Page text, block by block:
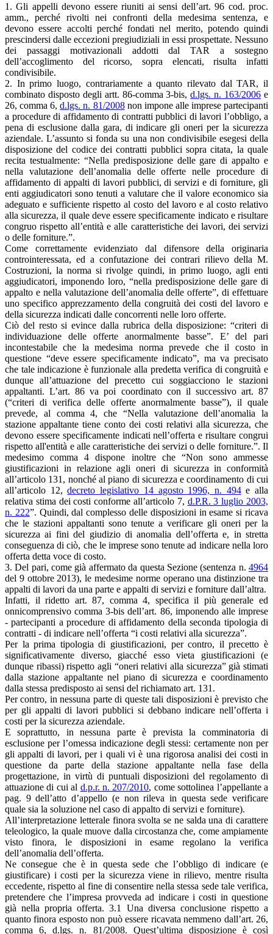
1. Gli appelli devono essere riuniti ai sensi dell’art. 96 cod. proc.
amm., perché rivolti nei confronti della medesima sentenza, e
devono essere accolti perché fondati nel merito, potendo quindi
prescindersi dalle eccezioni pregiudiziali in essi prospettate. Nessuno
dei passaggi motivazionali addotti dal TAR a sostegno
dell’accoglimento del ricorso, sopra elencati, risulta infatti
condivisibile.
2. In primo luogo, contrariamente a quanto rilevato dal TAR, il
combinato disposto degli artt. 86-comma 3-bis,d.lgs. n. 163/2006 e
26, comma 6,d.lgs. n. 81/2008non impone alle imprese partecipanti
a procedure di affidamento di contratti pubblici di lavori l’obbligo, a
pena di esclusione dalla gara, di indicare gli oneri per la sicurezza
aziendale. L’assunto si fonda su una non condivisibile esegesi della
disposizione del codice dei contratti pubblici sopra citata, la quale
recita testualmente: “Nella predisposizione delle gare di appalto e
nella valutazione dell’anomalia delle offerte nelle procedure di
affidamento di appalti di lavori pubblici, di servizi e di forniture, gli
enti aggiudicatori sono tenuti a valutare che il valore economico sia
adeguato e sufficiente rispetto al costo del lavoro e al costo relativo
alla sicurezza, il quale deve essere specificamente indicato e risultare
congruo rispetto all’entità e alle caratteristiche dei lavori, dei servizi
o delle forniture.”.
Come correttamente evidenziato dal difensore della originaria
controinteressata, ed a confutazione dei contrari rilievo della M.
Costruzioni, la norma si rivolge quindi, in primo luogo, agli enti
aggiudicatori, imponendo loro, “nella predisposizione delle gare di
appalto e nella valutazione dell’anomalia delle offerte”, di effettuare
uno specifico apprezzamento della congruità dei costi del lavoro e
della sicurezza indicati dalle concorrenti nelle loro offerte.
Ciò del resto si evince dalla rubrica della disposizione: “criteri di
individuazione delle offerte anormalmente basse”. E’ del pari
incontestabile che la medesima norma prevede che il costo in
questione “deve essere specificamente indicato”, ma va precisato
che tale indicazione è funzionale alla predetta verifica di congruità e
dunque all’attuazione del precetto cui soggiacciono le stazioni
appaltanti. L’art. 86 va poi coordinato con il successivo art. 87
(“criteri di verifica delle offerte anormalmente basse”), il quale
prevede, al comma 4, che “Nella valutazione dell’anomalia la
stazione appaltante tiene conto dei costi relativi alla sicurezza, che
devono essere specificamente indicati nell’offerta e risultare congrui
rispetto all'entità e alle caratteristiche dei servizi o delle forniture.”. Il
medesimo comma 4 dispone inoltre che “Non sono ammesse
giustificazioni in relazione agli oneri di sicurezza in conformità
all’articolo 131, nonché al piano di sicurezza e coordinamento di cui
all’articolo 12,decreto legislativo 14 agosto 1996, n. 494e alla
relativa stima dei costi conforme all’articolo 7, d.P.R. 3 luglio 2003,
n. 222”. Quindi, dal complesso delle disposizioni in esame si ricava
che le stazioni appaltanti sono tenute a verificare gli oneri per la
sicurezza ai fini del giudizio di anomalia dell’offerta e, in stretta
conseguenza di ciò, che le imprese sono tenute ad indicare nella loro
offerta detta voce di costo.
3. Del pari, come già affermato da questa Sezione (sentenza n. 4964
del 9 ottobre 2013), le medesime norme operano una distinzione tra
appalti di lavori da una parte e appalti di servizi e forniture dall’altra.
Infatti, il ridetto art. 87, comma 4, specifica il più generale ed
onnicomprensivo comma 3-bis dell’art. 86, imponendo alle imprese
- partecipanti a procedure di affidamento della seconda tipologia di
contratti - di indicare nell’offerta “i costi relativi alla sicurezza”.
Per la prima tipologia di giustificazioni, per contro, il precetto è
significativamente diverso, giacché esso vieta giustificazioni (e
dunque ribassi) rispetto agli “oneri relativi alla sicurezza” già stimati
dalla stazione appaltante nel piano di sicurezza e coordinamento
dalla stessa predisposto ai sensi del richiamato art. 131.
Per contro, in nessuna parte di queste tali disposizioni è previsto che
per gli appalti di lavori pubblici si debbano indicare nell’offerta i
costi per la sicurezza aziendale.
E soprattutto, in nessuna parte è prevista la comminatoria di
esclusione per l’omessa indicazione degli stessi: certamente non per
gli appalti di lavori, per i quali vi è una rigorosa analisi dei costi in
questione da parte della stazione appaltante nella fase della
progettazione, in virtù di puntuali disposizioni del regolamento di
attuazione di cui al d.p.r. n. 207/2010, come sottolinea l’appellante a
pag. 9 dell’atto d’appello (e non rileva in questa sede verificare
quale sia la soluzione nel caso di appalto di servizi e forniture).
All’interpretazione letterale finora svolta se ne salda una di carattere
teleologico, la quale muove dalla circostanza che, come ampiamente
visto finora, le disposizioni in esame regolano la verifica
dell’anomalia dell’offerta.
Ne consegue che è in questa sede che l’obbligo di indicare (e
giustificare) i costi per la sicurezza viene in rilievo, mentre risulta
eccedente, rispetto al fine di consentire nella stessa sede tale verifica,
pretendere che l’impresa provveda ad indicare i costi in questione
già nella propria offerta. 3.1 Una diversa conclusione rispetto a
quanto finora esposto non può essere ricavata nemmeno dall’art. 26,
comma 6, d.lgs. n. 81/2008. Quest’ultima disposizione è così